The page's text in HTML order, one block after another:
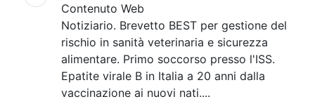
Contenuto Web
Notiziario. Brevetto BEST per gestione del
rischio in sanità veterinaria e sicurezza
alimentare. Primo soccorso presso l'ISS.
Epatite virale B in Italia a 20 anni dalla
vaccinazione ai nuovi nati....